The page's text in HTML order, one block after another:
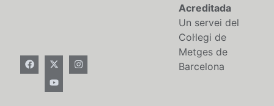
Acreditada
Un servei del
Col·legi de
Metges de
Barcelona